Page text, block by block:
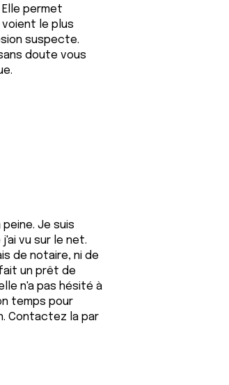
permet
le plus
suspecte.
doute vous
Je suis
vu sur le net.
de notaire, ni de
un prêt de
n'a pas hésité à
temps pour
Contactez la par